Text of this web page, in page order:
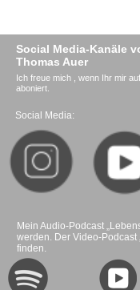
Social Media-Kanäle
Thomas Auer
Ich freue mich , wenn Ihr mir
aboniert.
Social Media:
Mein Audio-Podcast
werden. Der Video-Podcast
finden.